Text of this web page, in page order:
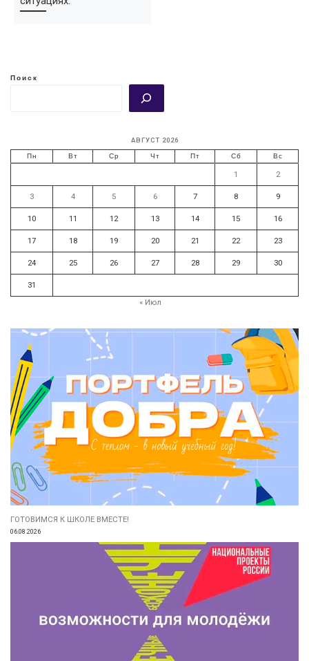
Поиск
АВГУСТ 2026
Пн Вт Ср Чт Пт Сб Вс
1 2
3 4 5 6 7 8 9
10 11 12 13 14 15 16
17 18 19 20 21 22 23
24 25 26 27 28 29 30
31
« Июл
ГОТОВИМСЯ К ШКОЛЕ ВМЕСТЕ!
06.08.2026